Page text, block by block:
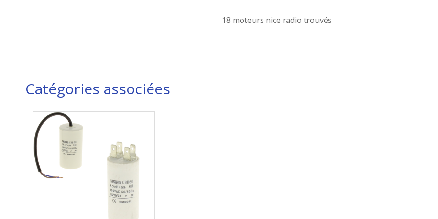
18 moteurs nice radio trouvés
Catégories associées